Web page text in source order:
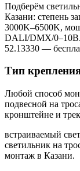
Подберём
Казани: степень
3000K–6500K,
DALI/DMX/0–10В.
52.13330 —
Тип
Любой способ
подвесной на
кронштейне и
встраиваемый
светильник на
монтаж в Казани.